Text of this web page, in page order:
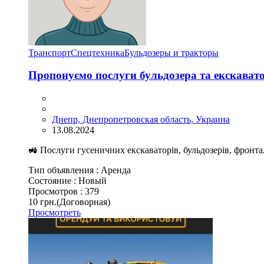
ТранспортСпецтехникаБульдозеры и тракторы
Пропонуємо послуги бульдозера та
Днепр, Днепропетровская область, Украина
13.08.2024
🚜 Послуги гусеничних екскаваторів, бульдозерів,
Тип объявления : Аренда
Состояние : Новый
Просмотров : 379
10 грн.(Договорная)
Просмотреть